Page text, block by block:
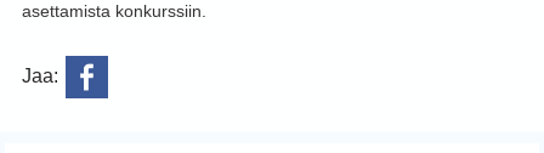
asettamista konkurssiin.
Jaa: